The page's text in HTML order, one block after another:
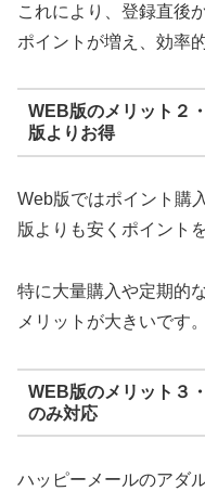
これにより、登録直後
ポイントが増え、効率
WEB版のメリット２
版よりお得
Web版ではポイント購
版よりも安くポイント
特に大量購入や定期的
メリットが大きいです。
WEB版のメリット３
のみ対応
ハッピーメールのアダ